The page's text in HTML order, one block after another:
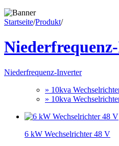
Startseite/Produkt/
Niederfrequenz-Inverter
» 10kva
» 10kva
6 kW Wechselrichter 48 V